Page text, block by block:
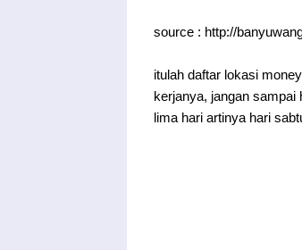
source : http://
itulah daftar lokasi
kerjanya, jangan sampai
lima hari artinya hari